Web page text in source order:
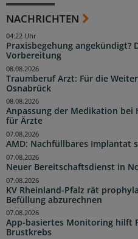
NACHRICHTEN
Praxisbegehung angekündigt?
Vorbereitung
04:22 Uhr
Traumberuf Arzt: Für die
Osnabrück
08.08.2026
Anpassung der Medikation bei
für Ärzte
08.08.2026
AMD: Nachfüllbares Implantat
07.08.2026
Neuer Bereitschaftsdienst in
07.08.2026
KV Rheinland-Pfalz rät
Befüllung abzurechnen
07.08.2026
App-basiertes Monitoring hilft
Brustkrebs
07.08.2026